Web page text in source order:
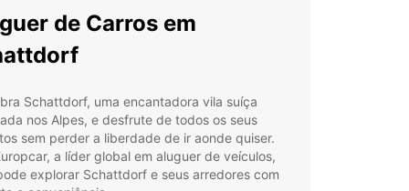
de Carros em
Schattdorf, uma encantadora vila suíça
nos Alpes, e desfrute de todos os seus
sem perder a liberdade de ir aonde quiser.
a líder global em aluguer de veículos,
explorar Schattdorf e seus arredores com